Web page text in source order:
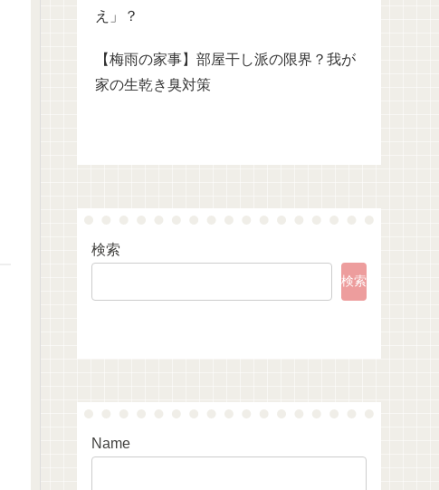
え」？
【梅雨の家事】部屋干し派の限界？我が
家の生乾き臭対策
検索
検索
Name